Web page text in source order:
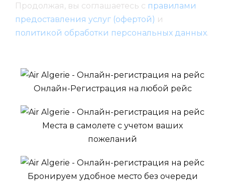
Продолжая, вы соглашаетесь с правилами
предоставления услуг (офертой) и
политикой обработки персональных данных.
Онлайн-Регистрация на любой рейс
Места в самолете с учетом ваших
пожеланий
Бронируем удобное место без очереди